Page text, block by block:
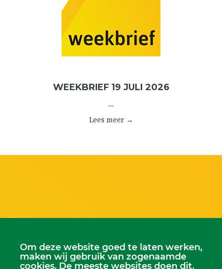
WEEKBRIEF 19 JULI 2026
...
Lees meer →
Om deze website goed te laten werken,
maken wij gebruik van zogenaamde
cookies. De meeste websites doen dit.